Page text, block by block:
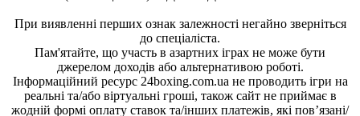
При виявленні перших ознак залежності негайно зверніться
до спеціаліста.
Пам'ятайте, що участь в азартних іграх не може бути
джерелом доходів або альтернативою роботі.
Інформаційний ресурс 24boxing.com.ua не проводить ігри на
реальні та/або віртуальні гроші, також сайт не приймає в
жодній формі оплату ставок та/інших платежів, які пов’язані/